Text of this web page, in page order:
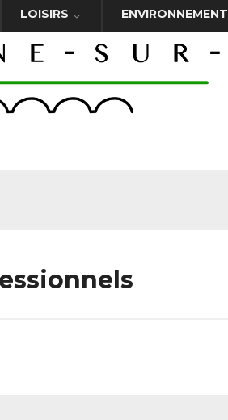
LOISIRS ENVIRONNEMENT